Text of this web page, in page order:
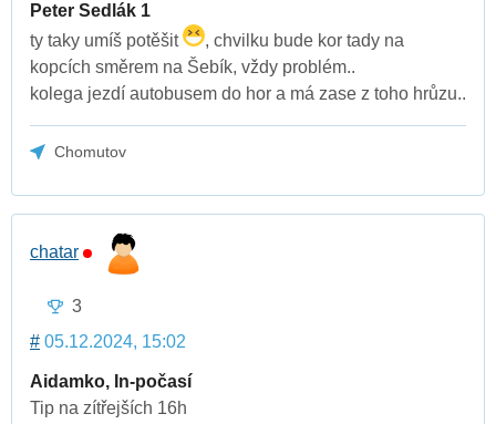
Peter Sedlák 1
ty taky umíš potěšit
, chvilku bude kor tady na
kopcích směrem na Šebík, vždy problém..
kolega jezdí autobusem do hor a má zase z toho hrůzu..
Chomutov
chatar
3
# 05.12.2024, 15:02
Aidamko, In-počasí
Tip na zítřejších 16h